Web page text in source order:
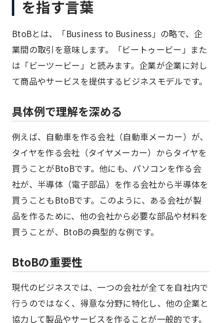
を指す言葉
BtoBとは、「Business to Business」の略で、企
業間の取引を意味します。「ビートゥービー」また
は「ビーツービー」と読みます。企業が企業に対し
て商品やサービスを提供するビジネスモデルです。
具体例で理解を深める
例えば、自動車を作る会社（自動車メーカー）が、
タイヤを作る会社（タイヤメーカー）からタイヤを
買うことがBtoBです。他にも、パソコンを作る会
社が、半導体（電子部品）を作る会社から半導体を
買うこともBtoBです。このように、ある会社が製
品を作るために、他の会社から必要な部品や材料を
買うことが、BtoBの典型的な例です。
BtoBの重要性
現代のビジネスでは、一つの会社が全てを自社内で
行うのではなく、得意な分野に特化し、他の企業と
協力して製品やサービスを作ることが一般的です。